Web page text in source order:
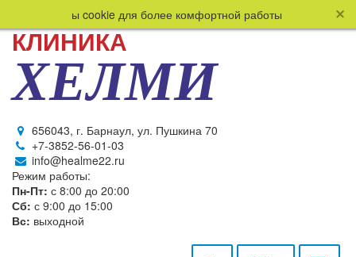
файлы cookie для более комфортной работы
КЛИНИКА
ХЕЛМИ
656043, г. Барнаул, ул. Пушкина 70
+7-3852-56-01-03
info@healme22.ru
Режим работы:
Пн-Пт: с 8:00 до 20:00
Сб: с 9:00 до 15:00
Вс: выходной